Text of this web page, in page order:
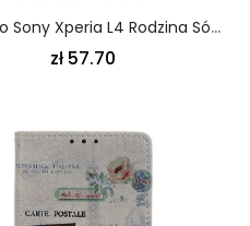
Etui Folio Sony Xperia L4 Rodzina Sów Etui Ochronne
zł 57.70